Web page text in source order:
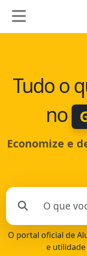
Tudo o
no
Economize e
O portal oficial de
e